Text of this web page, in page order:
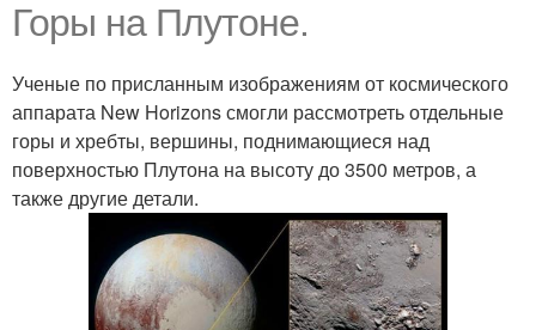
Горы на Плутоне.
Ученые по присланным изображениям от космического
аппарата New Horizons смогли рассмотреть отдельные
горы и хребты, вершины, поднимающиеся над
поверхностью Плутона на высоту до 3500 метров, а
также другие детали.